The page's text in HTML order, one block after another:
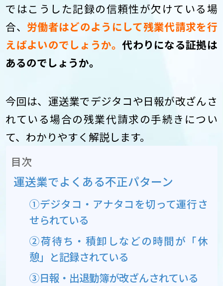
ではこうした記録の信頼性が欠けている場
合、 労働者はどのようにして残業代請求を行
えばよいのでしょうか。代わりになる証拠は
あるのでしょうか。
今回は、運送業でデジタコや日報が改ざんさ
れている場合の残業代請求の手続きについ
て、わかりやすく解説します。
目次
運送業でよくある不正パターン
①デジタコ・アナタコを切って運行さ
せられている
②荷待ち・積卸しなどの時間が「休
憩」と記録されている
③日報・出退勤簿が改ざんされている